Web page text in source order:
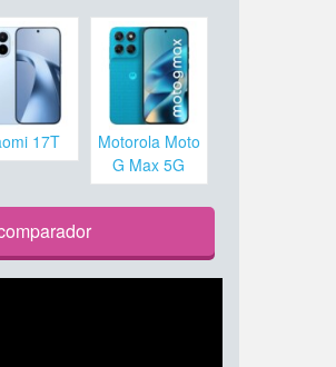
17T
Motorola Moto
G Max 5G